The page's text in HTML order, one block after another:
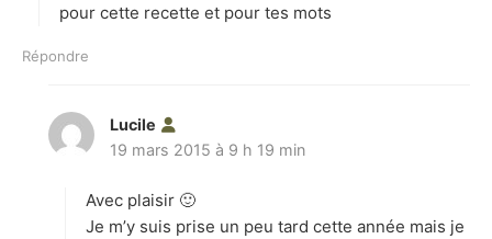
pour cette recette et pour tes mots
Répondre
Lucile
i
:
19 mars 2015 à 9 h 19 min
Avec plaisir 🙂
Je m’y suis prise un peu tard cette année mais je